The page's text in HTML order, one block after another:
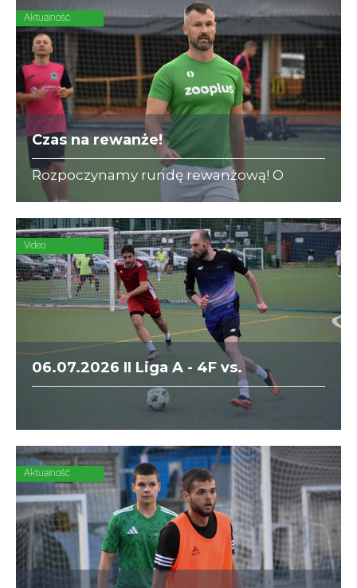
Aktualność
Czas na rewanże!
Rozpoczynamy rundę rewanżową! O
bezcenne zwycięstwo w II Lidze A
powalczą dwaj beniaminkowie - zooplus i
KPFiG.
Video
06.07.2026 II Liga A - 4F vs.
MEGASYSTEM
Aktualność